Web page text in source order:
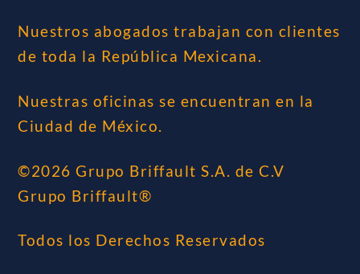
Nuestros abogados trabajan con clientes
de toda la República Mexicana.
Nuestras oficinas se encuentran en la
Ciudad de México.
©2026 Grupo Briffault S.A. de C.V
Grupo Briffault®
Todos los Derechos Reservados